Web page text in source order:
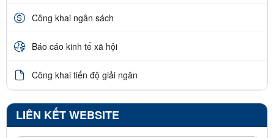
Công khai ngân sách
Báo cáo kinh tế xã hội
Công khai tiến độ giải ngân
LIÊN KẾT WEBSITE